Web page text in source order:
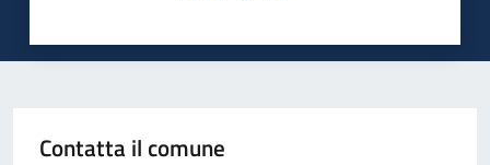
Contatta il comune